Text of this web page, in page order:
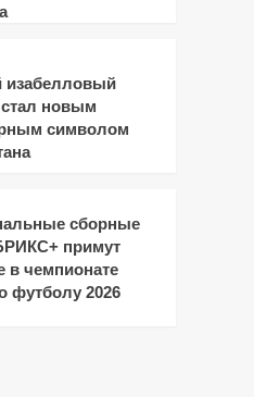
изабелловый
стал новым
символом
сборные
примут
в чемпионате
футболу 2026